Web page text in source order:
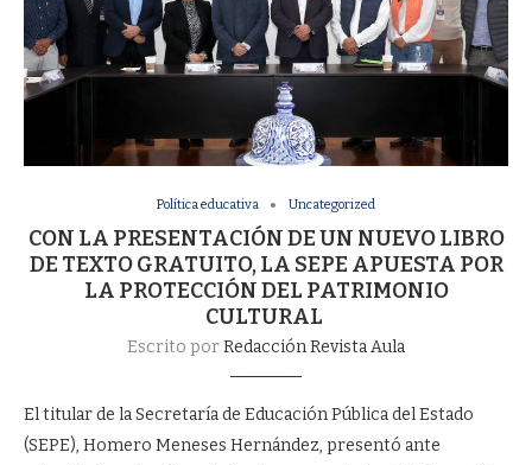
Política educativa Uncategorized
CON LA PRESENTACIÓN DE UN NUEVO LIBRO
DE TEXTO GRATUITO, LA SEPE APUESTA POR
LA PROTECCIÓN DEL PATRIMONIO
CULTURAL
Escrito porRedacción Revista Aula
El titular de la Secretaría de Educación Pública del Estado
(SEPE), Homero Meneses Hernández, presentó ante